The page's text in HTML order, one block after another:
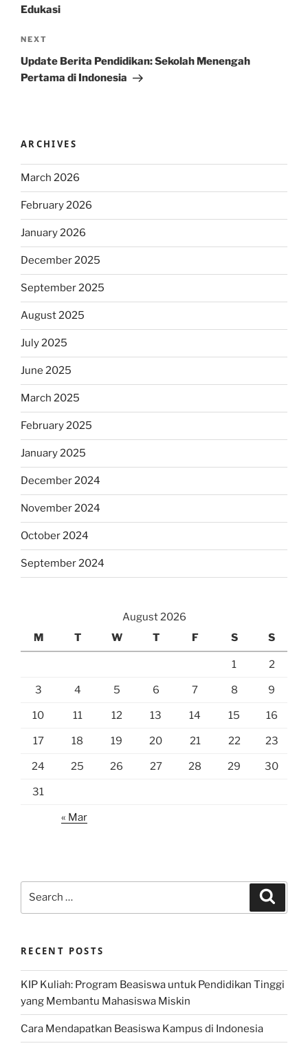
Edukasi
Next
Post
NEXT
Update Berita Pendidikan: Sekolah Menengah
Pertama di Indonesia
ARCHIVES
March 2026
February 2026
January 2026
December 2025
September 2025
August 2025
July 2025
June 2025
March 2025
February 2025
January 2025
December 2024
November 2024
October 2024
September 2024
August 2026
M
T W T F S S
1 2
3 4 5 6 7 8 9
10 11 12 13 14 15 16
17 18 19 20 21 22 23
24 25 26 27 28 29 30
31
« Mar
RECENT POSTS
KIP Kuliah: Program Beasiswa untuk Pendidikan Tinggi
yang Membantu Mahasiswa Miskin
Cara Mendapatkan Beasiswa Kampus di Indonesia